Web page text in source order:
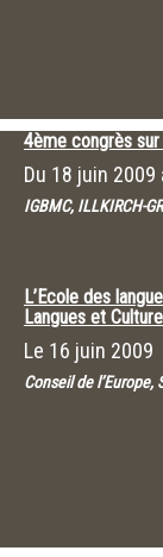
4ème congrès
Du 18 juin 2009
IGBMC, ILLKIRCH-
L’Ecole des
Langues et
Le 16 juin 2009
Conseil de l’Europe,